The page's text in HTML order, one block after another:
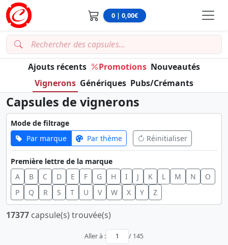
0 | 0,00€
Ajouts récents Promotions Nouveautés
Vignerons Génériques Pubs/Crémants
Capsules de vignerons
Mode de filtrage
Par marque
Par thème Réinitialiser
Première lettre de la marque
A
B C D E F G H I J K L M N
O
P
Q R S T U V W X Y Z
17377 capsule(s) trouvée(s)
Aller à : / 145